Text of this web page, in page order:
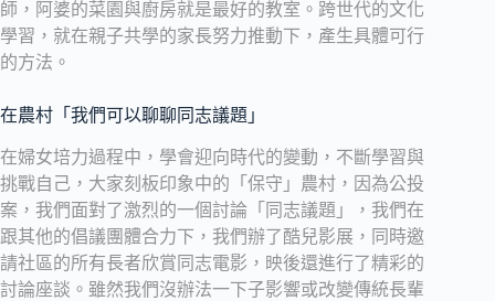
師，阿婆的菜園與廚房就是最好的教室。跨世代的文化
學習，就在親子共學的家長努力推動下，產生具體可行
的方法。
在農村「我們可以聊聊同志議題」
在婦女培力過程中，學會迎向時代的變動，不斷學習與
挑戰自己，大家刻板印象中的「保守」農村，因為公投
案，我們面對了激烈的一個討論「同志議題」，我們在
跟其他的倡議團體合力下，我們辦了酷兒影展，同時邀
請社區的所有長者欣賞同志電影，映後還進行了精彩的
討論座談。雖然我們沒辦法一下子影響或改變傳統長輩